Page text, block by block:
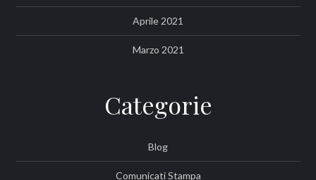
Aprile 2021
Marzo 2021
Categorie
Blog
Comunicati Stampa